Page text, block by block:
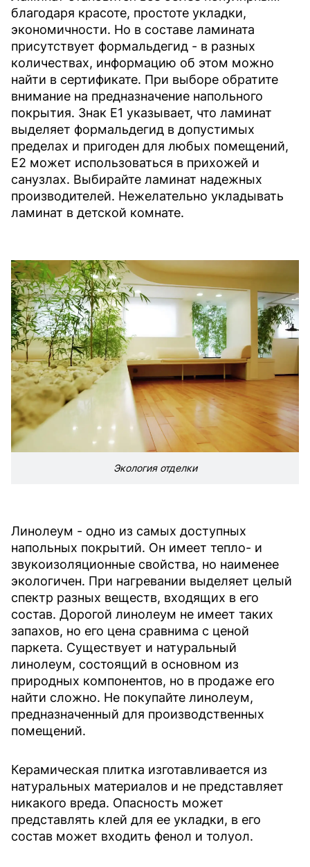
благодаря красоте, простоте укладки,
экономичности. Но в составе ламината
присутствует формальдегид - в разных
количествах, информацию об этом можно
найти в сертификате. При выборе обратите
внимание на предназначение напольного
покрытия. Знак E1 указывает, что ламинат
выделяет формальдегид в допустимых
пределах и пригоден для любых помещений,
E2 может использоваться в прихожей и
санузлах. Выбирайте ламинат надежных
производителей. Нежелательно укладывать
ламинат в детской комнате.
Экология отделки
Линолеум - одно из самых доступных
напольных покрытий. Он имеет тепло- и
звукоизоляционные свойства, но наименее
экологичен. При нагревании выделяет целый
спектр разных веществ, входящих в его
состав. Дорогой линолеум не имеет таких
запахов, но его цена сравнима с ценой
паркета. Существует и натуральный
линолеум, состоящий в основном из
природных компонентов, но в продаже его
найти сложно. Не покупайте линолеум,
предназначенный для производственных
помещений.
Керамическая плитка изготавливается из
натуральных материалов и не представляет
никакого вреда. Опасность может
представлять клей для ее укладки, в его
состав может входить фенол и толуол.